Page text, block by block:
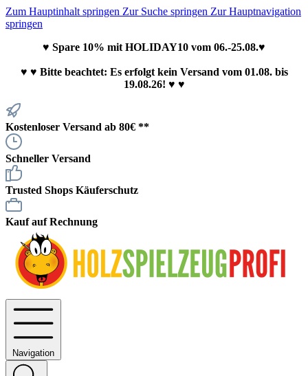
Zum Hauptinhalt springen Zur Suche springen Zur Hauptnavigation
springen
♥ Spare 10% mit HOLIDAY10 vom 06.-25.08.♥
♥ ♥ Bitte beachtet: Es erfolgt kein Versand vom 01.08. bis
19.08.26! ♥ ♥
Kostenloser Versand ab 80€ **
Schneller Versand
Trusted Shops Käuferschutz
Kauf auf Rechnung
Navigation